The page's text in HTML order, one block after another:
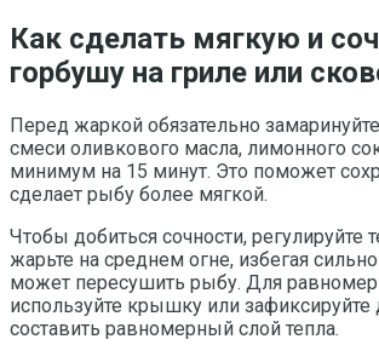
Как сделать мягкую и
горбушу на гриле или
Перед жаркой обязательно
смеси оливкового масла, лимонного
минимум на 15 минут. Это поможет
сделает рыбу более мягкой.
Чтобы добиться сочности, регулируйте
жарьте на среднем огне, избегая
может пересушить рыбу. Для
используйте крышку или зафиксируйте
составить равномерный слой тепла.